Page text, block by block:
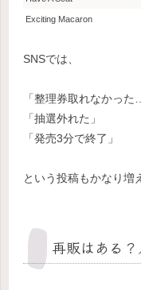
Exciting Macaron
SNSでは、
「整理券取れなかった
「抽選外れた」
「発売3分で終了」
という投稿もかなり増
再販はある